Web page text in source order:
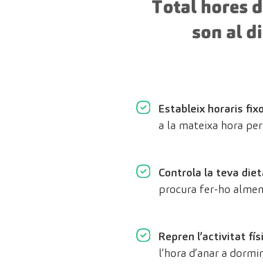
Estableix horaris
a la mateixa hora
Controla la teva
procura fer-ho
Repren l’activitat
l’hora d’anar a